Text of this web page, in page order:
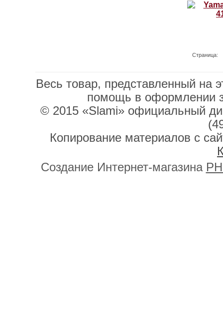
Страница:
Весь товар, представленный на
помощь в оформлении
© 2015 «Slami» официальный
Копирование материалов с
Создание Интернет-магазина